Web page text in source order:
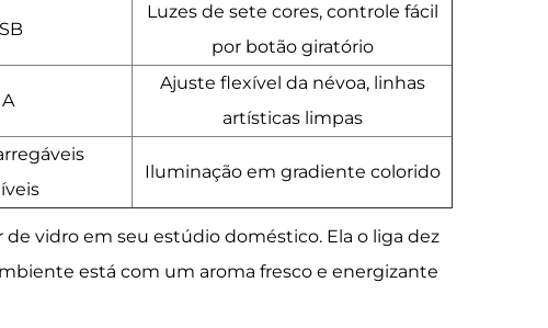
Luzes de sete cores, controle fácil
por botão giratório
Ajuste flexível da névoa, linhas
artísticas limpas
Iluminação em gradiente colorido
vidro em seu estúdio doméstico. Ela o liga dez
está com um aroma fresco e energizante